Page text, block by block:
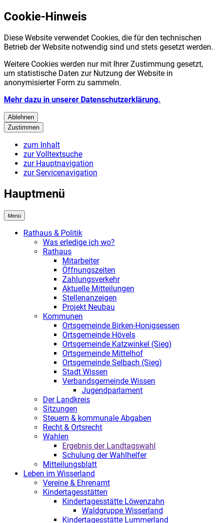
Cookie-Hinweis
Diese Website verwendet Cookies, die für den technischen
Betrieb der Website notwendig sind und stets gesetzt werden.
Weitere Cookies werden nur mit Ihrer Zustimmung gesetzt,
um statistische Daten zur Nutzung der Website in
anonymisierter Form zu sammeln.
Mehr dazu in unserer Datenschutzerklärung.
Ablehnen
Zustimmen
zum Inhalt
zur Volltextsuche
zur Hauptnavigation
zur Servicenavigation
Hauptmenü
Menü
Rathaus & Politik
Was erledige ich wo?
Rathaus
Mitarbeiter
Öffnungszeiten
Zahlungsverkehr
Aktuelle Mitteilungen
Stellenanzeigen
Projekt Neubau
Kommunen
Ortsgemeinde Birken-Honigsessen
Ortsgemeinde Hövels
Ortsgemeinde Katzwinkel (Sieg)
Ortsgemeinde Mittelhof
Ortsgemeinde Selbach (Sieg)
Stadt Wissen
Verbandsgemeinde Wissen
Jugendparlament
Der Landkreis
Sitzungen
Steuern & kommunale Abgaben
Recht & Ortsrecht
Wahlen
Ergebnis der Landtagswahl
Schulung der Wahlhelfer
Mitteilungsblatt
Leben im Wisserland
Vereine & Ehrenamt
Kindertagesstätten
Kindertagesstätte Löwenzahn
Waldgruppe Wisserland
Kindertagesstätte Lummerland